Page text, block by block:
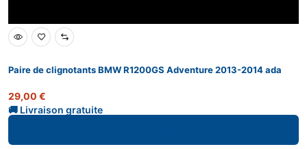
Paire de clignotants BMW R1200GS Adventure 2013-2014 ada
29,00 €